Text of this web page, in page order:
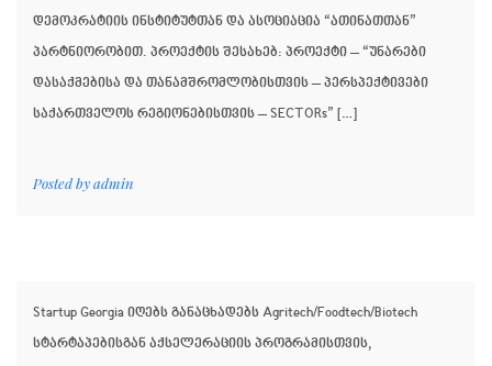
დემოკრატიის ინსტიტუტთან და ასოციაცია “ათინათთან”
პარტნიორობით. პროექტის შესახებ: პროექტი – “უნარები
დასაქმებისა და თანამშრომლობისთვის – პერსპექტივები
საქართველოს რეგიონებისთვის – SECTORs” […]
Posted byadmin
Startup Georgia იღებს განაცხადებს Agritech/Foodtech/Biotech
სტარტაპებისგან აქსელერაციის პროგრამისთვის,